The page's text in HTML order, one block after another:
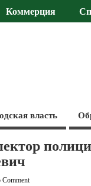
Коммерция
власть
Comment